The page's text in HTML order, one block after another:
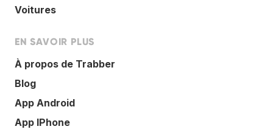
Voitures
EN SAVOIR PLUS
À propos de Trabber
Blog
App Android
App IPhone